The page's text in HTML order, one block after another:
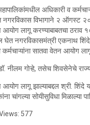
अधिकारी व
नगरविकास विभागाने २ ऑगस्ट
आयोग लागू करण्याबाबतचा ठराव
घेत नगरविकासमंत्री एकनाथ शिंदे
कर्मचाऱ्यांना सातवा वेतन
नीलम गोऱ्हे, तसेच शिवसेनेचे
लागू झाल्याबद्दल श्री. शिंदे
चांगल्या सोयीसुविधा मिळाल्या
577